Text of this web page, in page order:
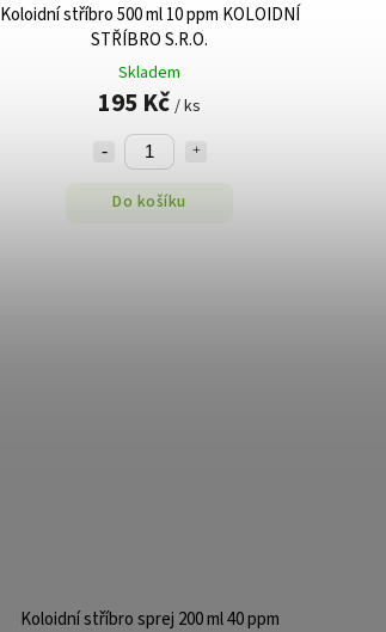
Koloidní stříbro 500 ml 10 ppm KOLOIDNÍ
STŘÍBRO S.R.O.
Skladem
195 Kč / ks
Do košíku
Koloidní stříbro sprej 200 ml 40 ppm